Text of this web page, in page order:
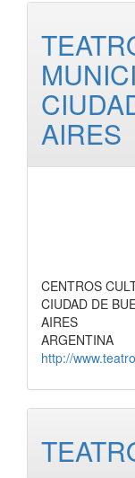
AIRES
CENTROS
CIUDAD DE
AIRES
ARGENTINA
http://